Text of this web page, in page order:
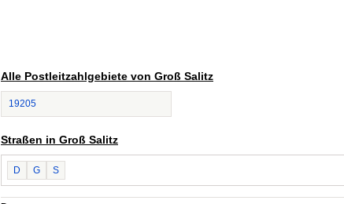
Alle Postleitzahlgebiete von Groß Salitz
19205
Straßen in Groß Salitz
D G S